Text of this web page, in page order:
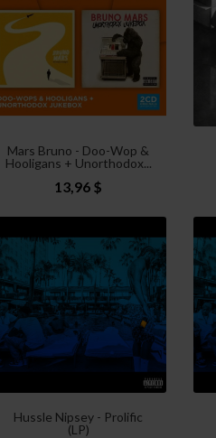
Mars Bruno - Doo-Wop &
Hooligans + Unorthodox...
13,96 $
Hussle Nipsey - Prolific
(LP)